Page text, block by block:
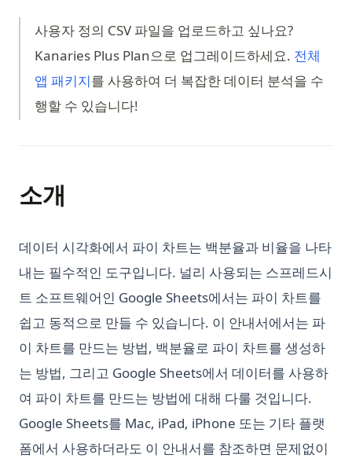
사용자 정의 CSV 파일을 업로드하고 싶나요?
Kanaries Plus Plan으로 업그레이드하세요. 전체
앱 패키지(opens in a new tab)
를 사용하여 더 복잡한 데이터 분석을 수
행할 수 있습니다!
소개
데이터 시각화에서 파이 차트는 백분율과 비율을 나타
내는 필수적인 도구입니다. 널리 사용되는 스프레드시
트 소프트웨어인 Google Sheets에서는 파이 차트를
쉽고 동적으로 만들 수 있습니다. 이 안내서에서는 파
이 차트를 만드는 방법, 백분율로 파이 차트를 생성하
는 방법, 그리고 Google Sheets에서 데이터를 사용하
여 파이 차트를 만드는 방법에 대해 다룰 것입니다.
Google Sheets를 Mac, iPad, iPhone 또는 기타 플랫
폼에서 사용하더라도 이 안내서를 참조하면 문제없이